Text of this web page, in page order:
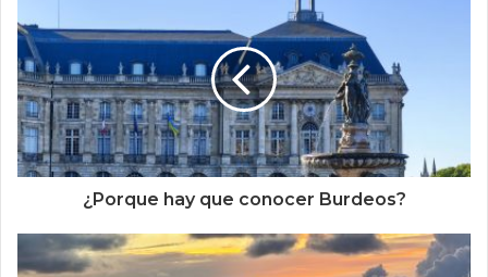
¿Porque hay que conocer Burdeos?